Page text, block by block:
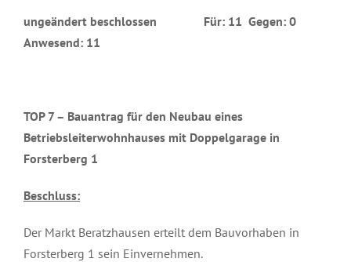
ungeändert beschlossen Für: 11 Gegen: 0
Anwesend: 11
TOP 7 – Bauantrag für den Neubau eines
Betriebsleiterwohnhauses mit Doppelgarage in
Forsterberg 1
Beschluss:
Der Markt Beratzhausen erteilt dem Bauvorhaben in
Forsterberg 1 sein Einvernehmen.